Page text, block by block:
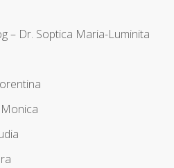
– Dr. Soptica Maria-Luminita